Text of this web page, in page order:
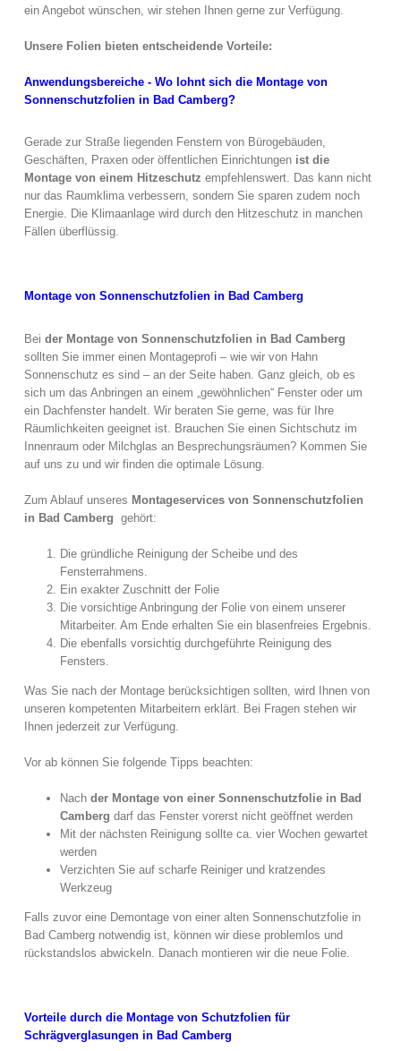
ein Angebot wünschen, wir stehen Ihnen gerne zur Verfügung.
Unsere Folien bieten entscheidende Vorteile:
Anwendungsbereiche - Wo lohnt sich die Montage von
Sonnenschutzfolien in Bad Camberg?
Gerade zur Straße liegenden Fenstern von Bürogebäuden,
Geschäften, Praxen oder öffentlichen Einrichtungen ist die
Montage von einem Hitzeschutzempfehlenswert. Das kann nicht
nur das Raumklima verbessern, sondern Sie sparen zudem noch
Energie. Die Klimaanlage wird durch den Hitzeschutz in manchen
Fällen überflüssig.
Montage von Sonnenschutzfolien in Bad Camberg
Beider Montage von Sonnenschutzfolien in Bad Camberg
sollten Sie immer einen Montageprofi – wie wir von Hahn
Sonnenschutz es sind – an der Seite haben. Ganz gleich, ob es
sich um das Anbringen an einem „gewöhnlichen“ Fenster oder um
ein Dachfenster handelt. Wir beraten Sie gerne, was für Ihre
Räumlichkeiten geeignet ist. Brauchen Sie einen Sichtschutz im
Innenraum oder Milchglas an Besprechungsräumen? Kommen Sie
auf uns zu und wir finden die optimale Lösung.
Zum Ablauf unseres Montageservices von Sonnenschutzfolien
in Bad Camberg gehört:
Die gründliche Reinigung der Scheibe und des
Fensterrahmens.
Ein exakter Zuschnitt der Folie
Die vorsichtige Anbringung der Folie von einem unserer
Mitarbeiter. Am Ende erhalten Sie ein blasenfreies Ergebnis.
Die ebenfalls vorsichtig durchgeführte Reinigung des
Fensters.
Was Sie nach der Montage berücksichtigen sollten, wird Ihnen von
unseren kompetenten Mitarbeitern erklärt. Bei Fragen stehen wir
Ihnen jederzeit zur Verfügung.
Vor ab können Sie folgende Tipps beachten:
Nachder Montage von einer Sonnenschutzfolie in Bad
Cambergdarf das Fenster vorerst nicht geöffnet werden
Mit der nächsten Reinigung sollte ca. vier Wochen gewartet
werden
Verzichten Sie auf scharfe Reiniger und kratzendes
Werkzeug
Falls zuvor eine Demontage von einer alten Sonnenschutzfolie in
Bad Camberg notwendig ist, können wir diese problemlos und
rückstandslos abwickeln. Danach montieren wir die neue Folie.
Vorteile durch die Montage von Schutzfolien für
Schrägverglasungen in Bad Camberg